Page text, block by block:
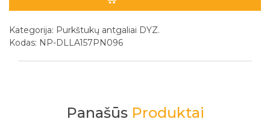
Kategorija: Purkštukų antgaliai DYZ.
Kodas: NP-DLLA157PN096
Panašūs Produktai